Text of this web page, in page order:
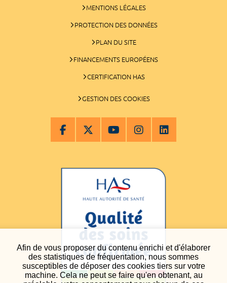
Afin de vous proposer du contenu enrichi et d'élaborer
des statistiques de fréquentation, nous sommes
susceptibles de déposer des cookies tiers sur votre
machine. Cela ne peut se faire qu'en obtenant, au
MENTIONS LÉGALES
PROTECTION DES DONNÉES
PLAN DU SITE
FINANCEMENTS EUROPÉENS
CERTIFICATION HAS
GESTION DES COOKIES